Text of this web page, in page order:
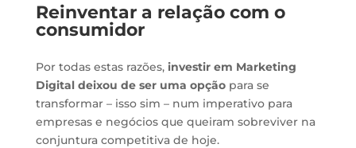
Reinventar a relação com o
consumidor
Por todas estas razões, investir em Marketing
Digital deixou de ser uma opçãopara se
transformar – isso sim – num imperativo para
empresas e negócios que queiram sobreviver na
conjuntura competitiva de hoje.